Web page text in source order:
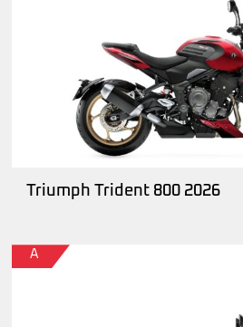
Triumph Trident 800 2026
A